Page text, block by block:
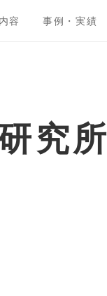
容 事例・実績
究所